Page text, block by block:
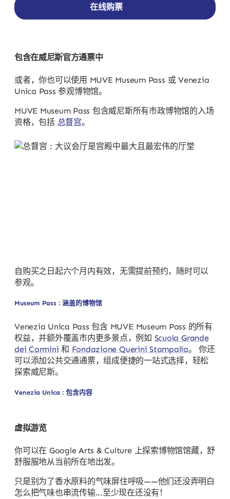
在线购票
包含在威尼斯官方通票中
或者，你也可以使用 MUVE Museum Pass 或 Venezia
Unica Pass 参观博物馆。
MUVE Museum Pass 包含威尼斯所有市政博物馆的入场
资格，包括 总督宫。
自购买之日起六个月内有效，无需提前预约，随时可以
参观。
Museum Pass : 涵盖的博物馆
Venezia Unica Pass 包含 MUVE Museum Pass 的所有
权益，并额外覆盖市内更多景点，例如 Scuola Grande
dei Carmini 和 Fondazione Querini Stampalia。 你还
可以添加公共交通通票，组成便捷的一站式选择，轻松
探索威尼斯。
Venezia Unica : 包含内容
虚拟游览
你可以在 Google Arts & Culture 上探索博物馆馆藏，舒
舒服服地从当前所在地出发。
只是别为了香水原料的气味屏住呼吸——他们还没弄明白
怎么把气味也串流传输...至少现在还没有！